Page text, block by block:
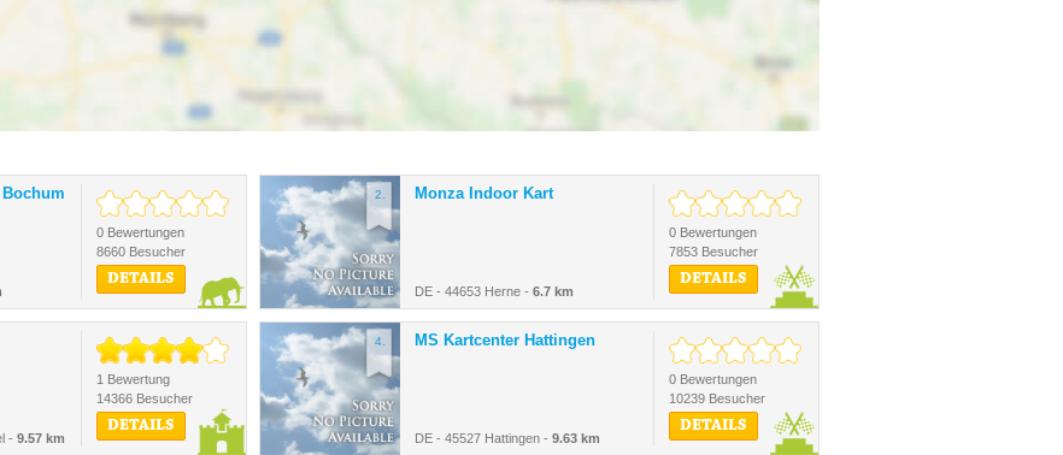
0 Bewertungen
8660 Besucher
DETAILS
2. Monza Indoor Kart
DE - 44653 Herne - 6.7 km
0 Bewertungen
7853 Besucher
DETAILS
- 9.57 km
1 Bewertung
14366 Besucher
DETAILS
4. MS Kartcenter Hattingen
DE - 45527 Hattingen - 9.63 km
0 Bewertungen
10239 Besucher
DETAILS